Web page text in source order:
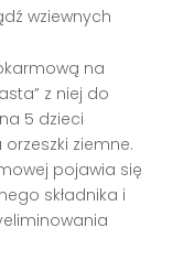
wziewnych
na
z niej do
5 dzieci
ziemne.
pojawia się
składnika i